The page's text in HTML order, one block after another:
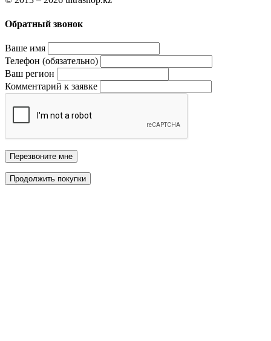
Обратный звонок
Ваше имя
Телефон (обязательно)
Ваш регион
Комментарий к заявке
Перезвоните мне
Продолжить покупки